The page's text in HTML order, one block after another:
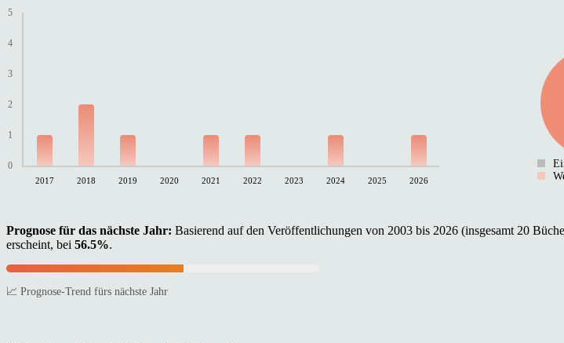
0
1
2
3
4
5
2017 2018 2019 2020 2021 2022 2023 2024 2025 2026
Prognose für das nächste Jahr: Basierend auf den Veröffentlichungen von 2003 bis 2026 (insgesamt 20
erscheint, bei 56.5%.
📈 Prognose-Trend fürs nächste Jahr